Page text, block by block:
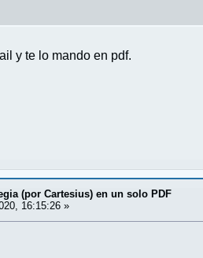
y te lo mando en pdf.
(por Cartesius) en un solo PDF
16:15:26 »